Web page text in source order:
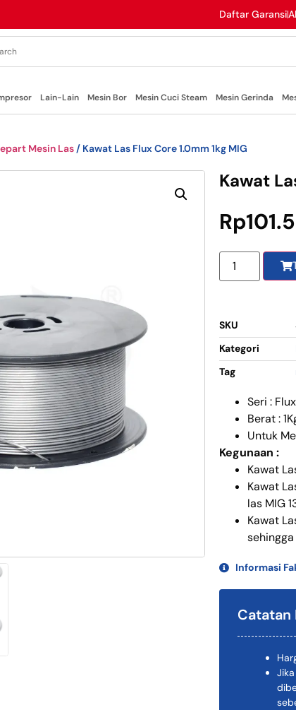
Daftar Garansi
Lain-Lain Mesin Bor Mesin Cuci Steam Mesin Gerinda
Mesin Las / Kawat Las Flux Core 1.0mm 1kg MIG
Kawat
Rp
SKU
Kategori
Tag
Seri :
Berat :
Untuk
Kegunaan :
Kawat
Kawat
las MIG
Kawat
Informasi
Catatan